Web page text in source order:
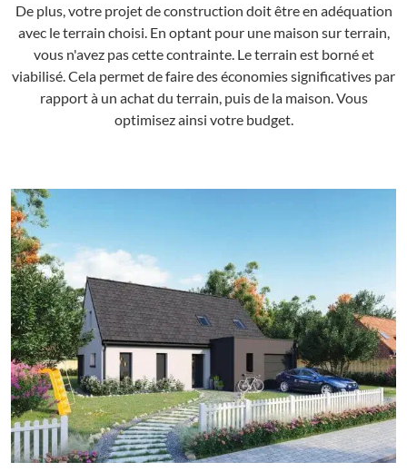
De plus, votre projet de construction doit être en adéquation
avec le terrain choisi. En optant pour une maison sur terrain,
vous n'avez pas cette contrainte. Le terrain est borné et
viabilisé. Cela permet de faire des économies significatives par
rapport à un achat du terrain, puis de la maison. Vous
optimisez ainsi votre budget.